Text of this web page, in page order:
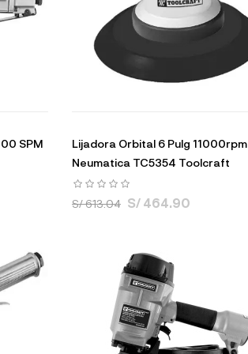
SPM
Lijadora Orbital 6 Pulg 11000rpm
Neumatica TC5354 Toolcraft
S/ 613.04 S/ 464.90